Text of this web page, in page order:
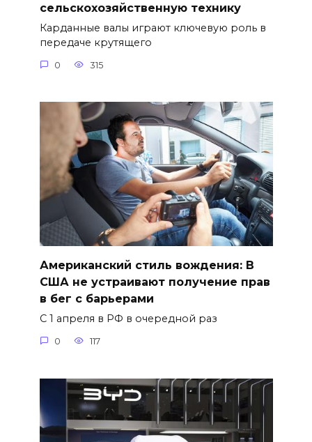
сельскохозяйственную технику
Карданные валы играют ключевую роль в
передаче крутящего
0 315
Американский стиль вождения: В
США не устраивают получение прав
в бег с барьерами
С 1 апреля в РФ в очередной раз
0 117